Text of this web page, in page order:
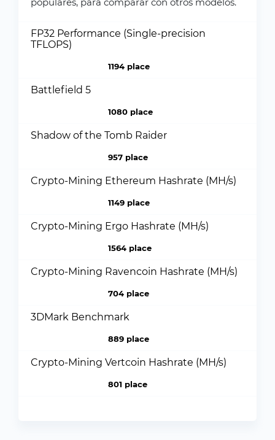
FP32 Performance (Single-precision
TFLOPS)
1194 place
Battlefield 5
1080 place
Shadow of the Tomb Raider
957 place
Crypto-Mining Ethereum Hashrate (MH/s)
1149 place
Crypto-Mining Ergo Hashrate (MH/s)
1564 place
Crypto-Mining Ravencoin Hashrate (MH/s)
704 place
3DMark Benchmark
889 place
Crypto-Mining Vertcoin Hashrate (MH/s)
801 place